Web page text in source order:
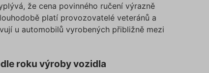
že cena povinného ručení výrazně
platí provozovatelé veteránů a
u automobilů vyrobených přibližně mezi
výroby vozidla
roku výroby vozidla
Google
.povinne-
ruceni.com
Tento soubor cookie používáme pro
správnou funkčnost CRM a prioritizaci
záznamů bez dalšího detailu o relaci
uživatele.